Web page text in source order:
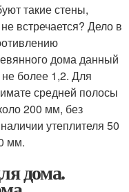
такие стены,
встречается? Дело в
дома данный
более 1,2. Для
средней полосы
200 мм, без
утеплителя 50
мм.
дома.